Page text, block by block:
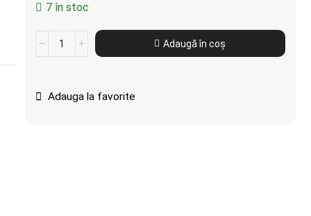
7 în stoc
Adaugă în coș
Adauga la favorite